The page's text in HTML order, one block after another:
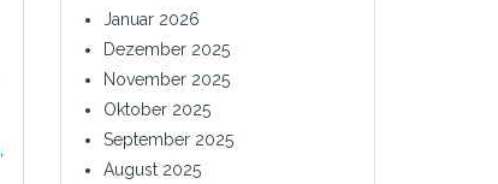
Januar 2026
Dezember 2025
November 2025
Oktober 2025
September 2025
August 2025